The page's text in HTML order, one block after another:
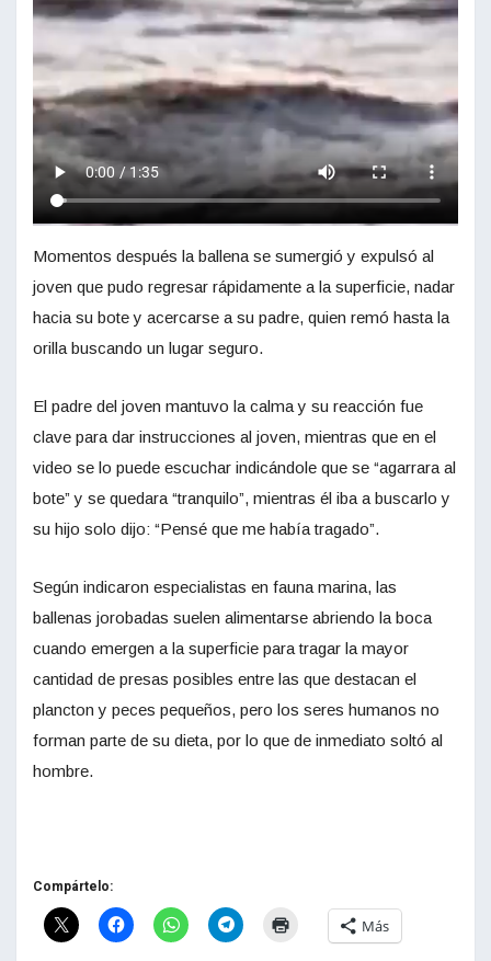
Momentos después la ballena se sumergió y expulsó al
joven que pudo regresar rápidamente a la superficie, nadar
hacia su bote y acercarse a su padre, quien remó hasta la
orilla buscando un lugar seguro.
El padre del joven mantuvo la calma y su reacción fue
clave para dar instrucciones al joven, mientras que en el
video se lo puede escuchar indicándole que se “agarrara al
bote” y se quedara “tranquilo”, mientras él iba a buscarlo y
su hijo solo dijo: “Pensé que me había tragado”.
Según indicaron especialistas en fauna marina, las
ballenas jorobadas suelen alimentarse abriendo la boca
cuando emergen a la superficie para tragar la mayor
cantidad de presas posibles entre las que destacan el
plancton y peces pequeños, pero los seres humanos no
forman parte de su dieta, por lo que de inmediato soltó al
hombre.
Compártelo:
Más